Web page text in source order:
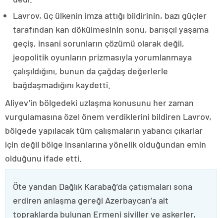
Lavrov, üç ülkenin imza attığı bildirinin, bazı güçler
tarafından kan dökülmesinin sonu, barışçıl yaşama
geçiş, insani sorunların çözümü olarak değil,
jeopolitik oyunların prizmasıyla yorumlanmaya
çalışıldığını, bunun da çağdaş değerlerle
bağdaşmadığını kaydetti.
Aliyev’in bölgedeki uzlaşma konusunu her zaman
vurgulamasına özel önem verdiklerini bildiren Lavrov,
bölgede yapılacak tüm çalışmaların yabancı çıkarlar
için değil bölge insanlarına yönelik olduğundan emin
olduğunu ifade etti.
Öte yandan Dağlık Karabağ’da çatışmaları sona
erdiren anlaşma gereği Azerbaycan’a ait
topraklarda bulunan Ermeni siviller ve askerler,